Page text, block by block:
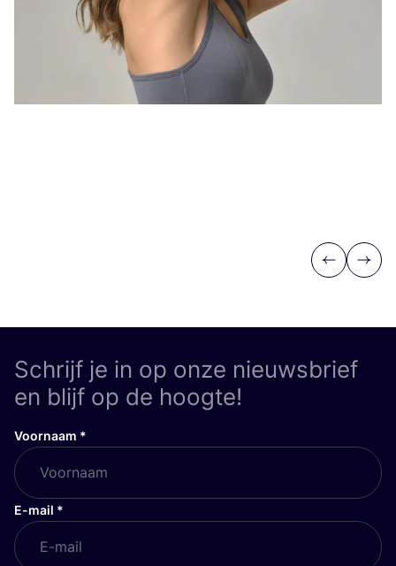
Previous
Next
Schrijf je in op onze nieuwsbrief
en blijf op de hoogte!
Voornaam *
E-mail *